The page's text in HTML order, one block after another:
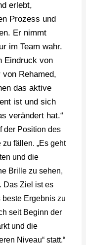
erlebt,
Prozess und
Er nimmt
im Team wahr.
Eindruck von
Rehamed,
das aktive
ist und sich
verändert hat.“
der Position des
fällen. „Es geht
und die
Brille zu sehen,
Das Ziel ist es
Ergebnis zu
seit Beginn der
und die
Niveau“ statt.“